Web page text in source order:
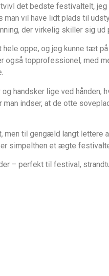
det bedste festivaltelt, jeg
vil have lidt plads til
der virkelig skiller sig ud
oppe, og jeg kunne tæt
også topprofessionel, med
handsker lige ved hånden,
indser, at de otte
men til gengæld langt lettere
simpelthen et ægte
– perfekt til festival,